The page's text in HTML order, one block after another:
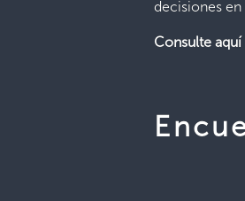
decisiones
Consulte